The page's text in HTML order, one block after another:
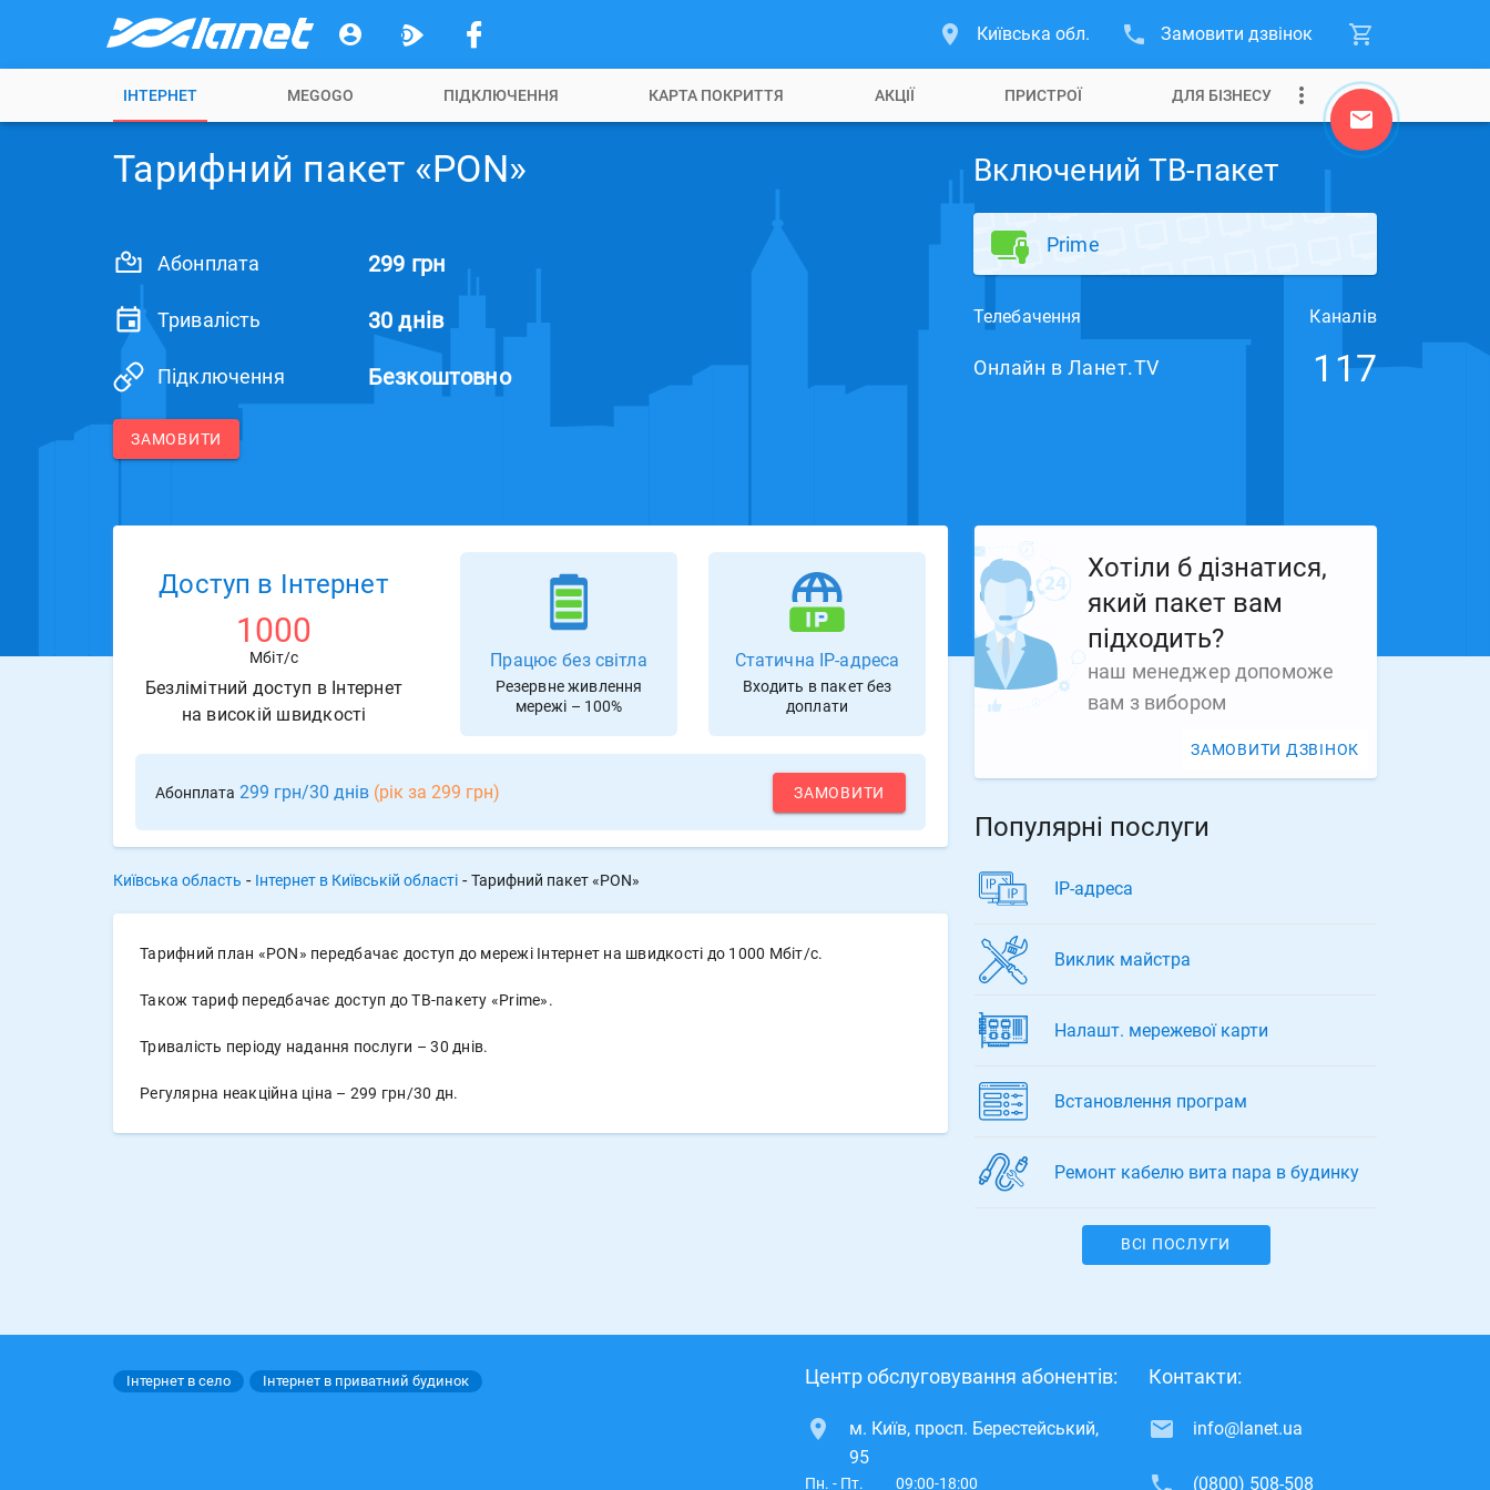
Київська обл. Замовити дзвінок
ІНТЕРНЕТ MEGOGO ПІДКЛЮЧЕННЯ КАРТА ПОКРИТТЯ АКЦІЇ ПРИСТРОЇ ДЛЯ БІЗНЕСУ
Тарифний пакет «PON»
Абонплата 299 грн
Тривалість 30 днів
Підключення Безкоштовно
ЗАМОВИТИ
Включений ТВ-пакет
Prime
Телебачення Каналів
Онлайн в Ланет.TV 117
Доступ в Інтернет
1000
Мбіт/с
Безлімітний доступ в Інтернет
на високій швидкості
Працює без світла
Резервне живлення
мережі – 100%
Статична IP-адреса
Входить в пакет без
доплати
Абонплата 299 грн/30 днів (рік за 299 грн) ЗАМОВИТИ
Київська область - Інтернет в Київській області - Тарифний пакет «PON»
Тарифний план «PON» передбачає доступ до мережі Інтернет на швидкості до 1000 Мбіт/с.
Також тариф передбачає доступ до ТВ-пакету «Prime».
Тривалість періоду надання послуги – 30 днів.
Регулярна неакційна ціна – 299 грн/30 дн.
Хотіли б дізнатися,
який пакет вам
підходить?
наш менеджер допоможе
вам з вибором
ЗАМОВИТИ ДЗВІНОК
Популярні послуги
ІР-адреса
Виклик майстра
Налашт. мережевої карти
Встановлення програм
Ремонт кабелю вита пара в будинку
ВСІ ПОСЛУГИ
Центр обслуговування абонентів:
м. Київ, просп. Берестейський,
95
Пн. - Пт. 09:00-18:00
Контакти:
info@lanet.ua
(0800) 508-508
Інтернет в село Інтернет в приватний будинок